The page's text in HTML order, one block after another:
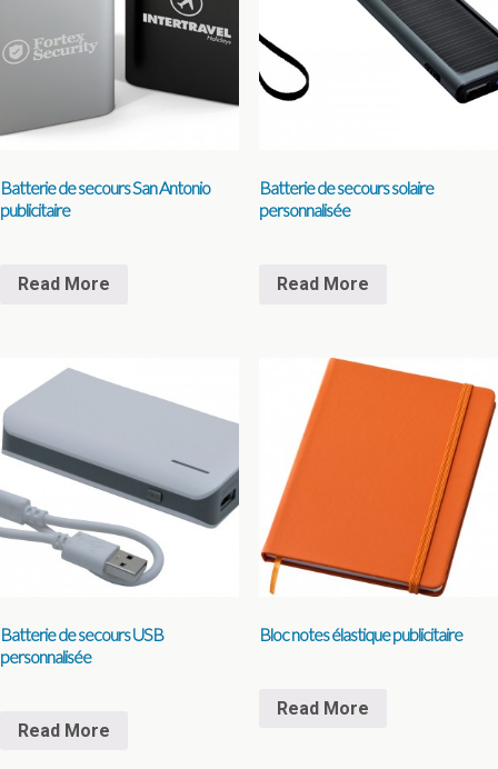
Batterie de secours San Antonio
publicitaire
Read More
Batterie de secours solaire
personnalisée
Read More
Batterie de secours USB
personnalisée
Read More
Bloc notes élastique publicitaire
Read More